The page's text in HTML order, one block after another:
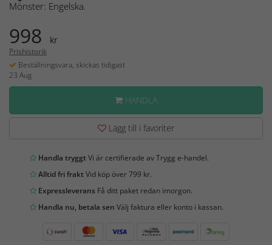
Mönster: Engelska.
998 kr
Prishistorik
Beställningsvara, skickas tidigast
23 Aug
HANDLA
Lägg till i favoriter
Handla tryggtVi är certifierade av Trygg e-handel.
Alltid fri fraktVid köp över 799 kr.
Expressleverans Få ditt paket redan imorgon.
Handla nu, betala sen Välj faktura eller konto i kassan.